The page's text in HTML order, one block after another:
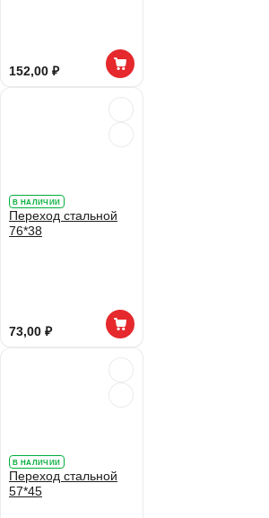
152,00 ₽
В НАЛИЧИИ
Переход стальной
76*38
73,00 ₽
В НАЛИЧИИ
Переход стальной
57*45